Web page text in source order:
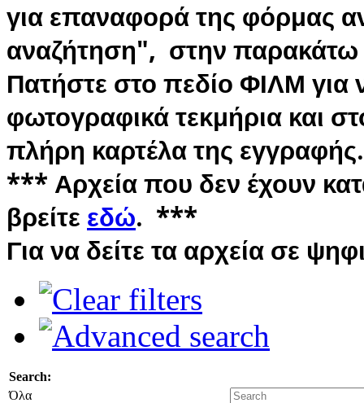
για επαναφορά της φόρμας
αναζήτηση", στην
Πατήστε στο πεδίο ΦΙΛΜ για
φωτογραφικά τεκμήρια και
πλήρη καρτέλα της εγγραφής.
*** Αρχεία που δεν έχουν
βρείτε εδώ. ***
Για να δείτε τα αρχεία σε
Search:
Όλα